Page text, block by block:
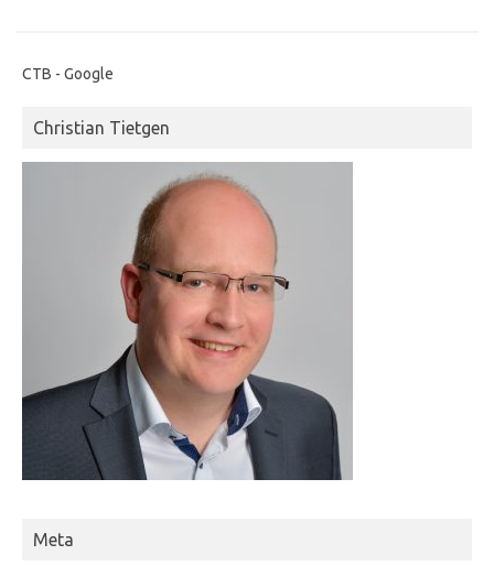
CTB - Google
Christian Tietgen
Meta